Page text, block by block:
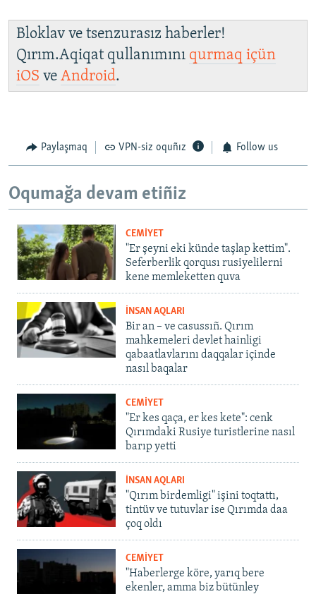
Bloklav ve tsenzurasız haberler!
Qırım.Aqiqat qullanımını qurmaq içün
iOS ve Android.
Paylaşmaq VPN-siz oquñız Follow us
Oqumağa devam etiñiz
CEMİYET
"Er şeyni eki künde taşlap kettim".
Seferberlik qorqusı rusiyelilerni
kene memleketten quva
İNSAN AQLARI
Bir an – ve casussıñ. Qırım
mahkemeleri devlet hainligi
qabaatlavlarını daqqalar içinde
nasıl baqalar
CEMİYET
"Er kes qaça, er kes kete": cenk
Qırımdaki Rusiye turistlerine nasıl
barıp yetti
İNSAN AQLARI
"Qırım birdemligi" işini toqtattı,
tintüv ve tutuvlar ise Qırımda daa
çoq oldı
CEMİYET
"Haberlerge köre, yarıq bere
ekenler, amma biz bütünley